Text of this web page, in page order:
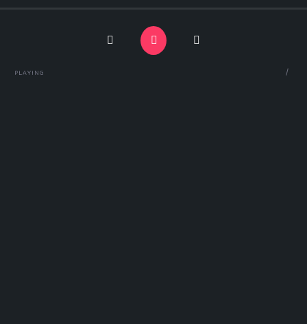
PLAYING
Previous Song
Play
Pause
/